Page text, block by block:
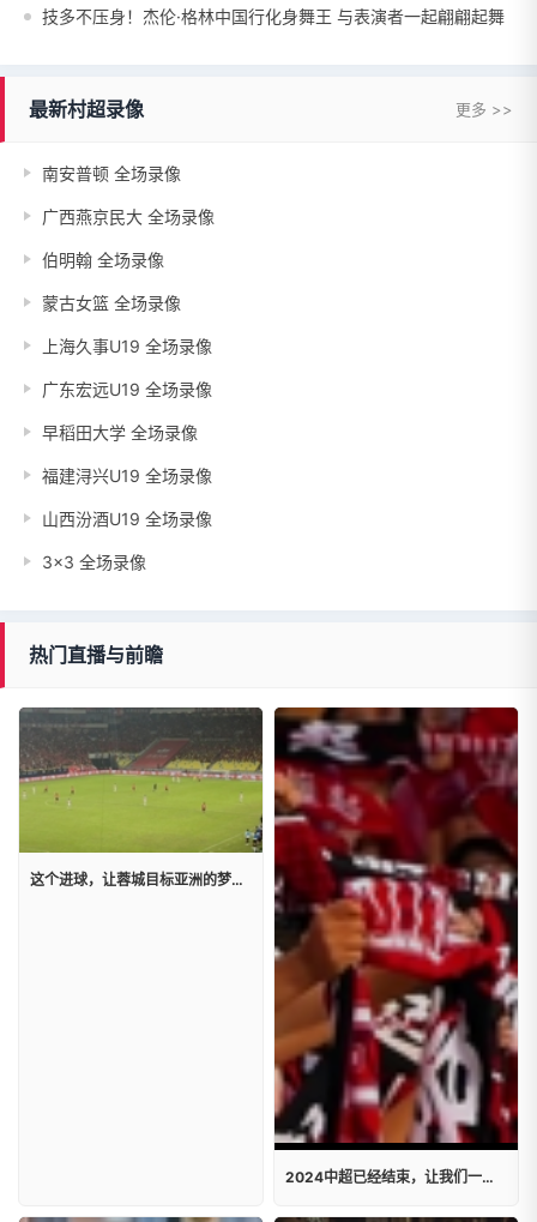
技多不压身！杰伦·格林中国行化身舞王 与表演者一起翩翩起舞
最新村超录像 更多 >>
南安普顿 全场录像
广西燕京民大 全场录像
伯明翰 全场录像
蒙古女篮 全场录像
上海久事U19 全场录像
广东宏远U19 全场录像
早稻田大学 全场录像
福建浔兴U19 全场录像
山西汾酒U19 全场录像
3x3 全场录像
热门直播与前瞻
这个进球，让蓉城目标亚洲的梦想仅一步之遥！
2024中超已经结束，让我们一起重温成都蓉城热血与激情的氛围!